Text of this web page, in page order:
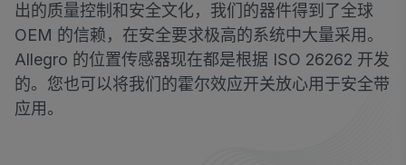
调节
驱动器
工业
消费品
Technologies
封装
质量标准和环境认证
软件门户
人才招聘
企业责任
Growth and Inclusion
出的质量控制和安全文化，我们的器件得到了全球
OEM 的信赖，在安全要求极高的系统中大量采用。
Allegro 的位置传感器现在都是根据 ISO 26262 开发
的。您也可以将我们的霍尔效应开关放心用于安全带
应用。